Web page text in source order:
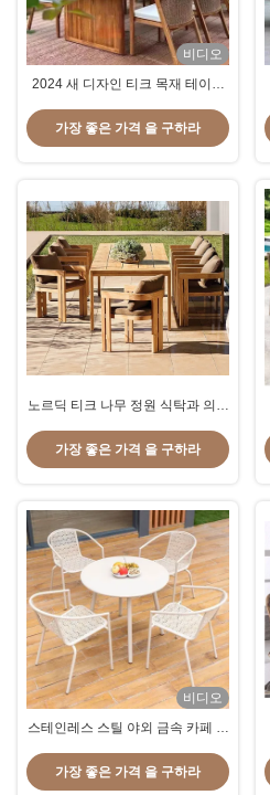
비디오
2024 새 디자인 티크 목재 테이블
가장 좋은 가격 을 구하라
노르딕 티크 나무 정원 식탁과 의자
가장 좋은 가격 을 구하라
비디오
스테인레스 스틸 야외 금속 카페 테
가장 좋은 가격 을 구하라